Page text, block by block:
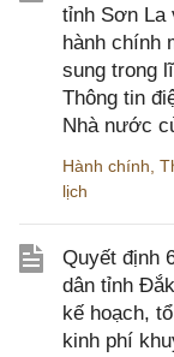
tỉnh Sơn La
hành chính
sung trong
Thông tin
Nhà nước
Hành chính
lịch
Quyết định
dân tỉnh
kế hoạch,
kinh phí